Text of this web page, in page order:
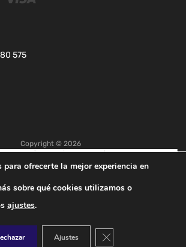
575
Copyright © 2026
ofrecerte la mejor experiencia en
sobre qué cookies utilizamos o
ajustes.
Ajustes Cerrar el banner de